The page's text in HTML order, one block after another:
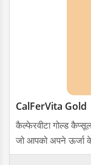
CalFerVita Gold
कैल्फेरवीटा गोल्ड
जो आपको अपने ऊर्जा